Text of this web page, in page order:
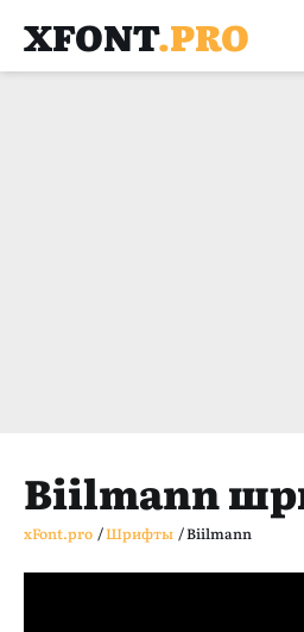
XFONT.PRO
Biilmann
xFont.pro /Шрифты /Biilmann